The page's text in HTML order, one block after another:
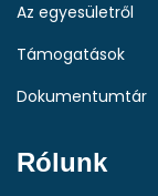
Az egyesületről
Támogatások
Dokumentumtár
Rólunk